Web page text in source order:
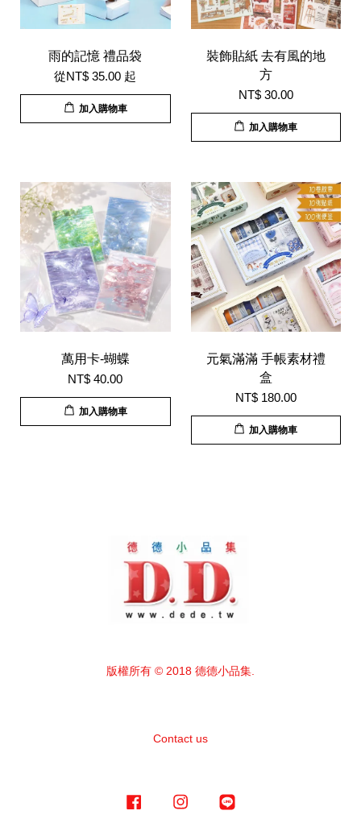
雨的記憶 禮品袋
從NT$ 35.00 起
加入購物車
裝飾貼紙 去有風的地
方
NT$ 30.00
加入購物車
萬用卡-蝴蝶
NT$ 40.00
加入購物車
元氣滿滿 手帳素材禮
盒
NT$ 180.00
加入購物車
版權所有 © 2018 德德小品集.
Contact us
Facebook Instagram